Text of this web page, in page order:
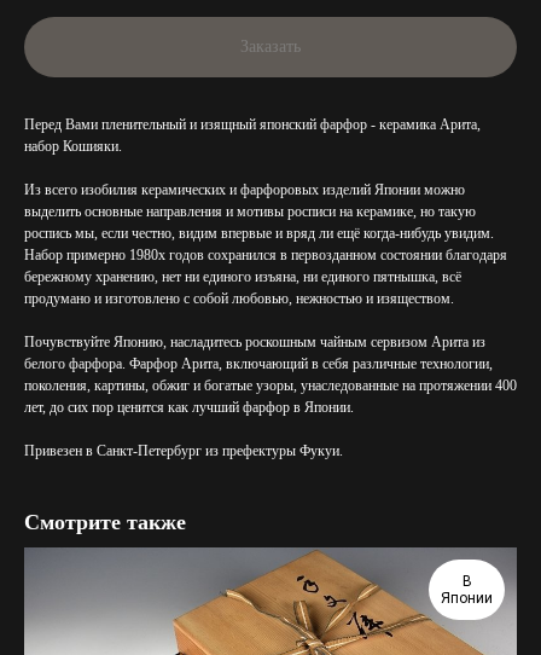
Заказать
Перед Вами пленительный и изящный японский фарфор - керамика Арита,
набор Кошияки.
Из всего изобилия керамических и фарфоровых изделий Японии можно
выделить основные направления и мотивы росписи на керамике, но такую
роспись мы, если честно, видим впервые и вряд ли ещё когда-нибудь увидим.
Набор примерно 1980х годов сохранился в первозданном состоянии благодаря
бережному хранению, нет ни единого изъяна, ни единого пятнышка, всё
продумано и изготовлено с собой любовью, нежностью и изяществом.
Почувствуйте Японию, насладитесь роскошным чайным сервизом Арита из
белого фарфора. Фарфор Арита, включающий в себя различные технологии,
поколения, картины, обжиг и богатые узоры, унаследованные на протяжении 400
лет, до сих пор ценится как лучший фарфор в Японии.
Привезен в Санкт-Петербург из префектуры Фукуи.
Смотрите также
В
Японии